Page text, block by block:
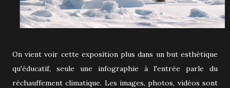
On vient voir cette exposition plus dans un but esthétique
qu'éducatif, seule une infographie à l'entrée parle du
réchauffement climatique. Les images, photos, vidéos sont